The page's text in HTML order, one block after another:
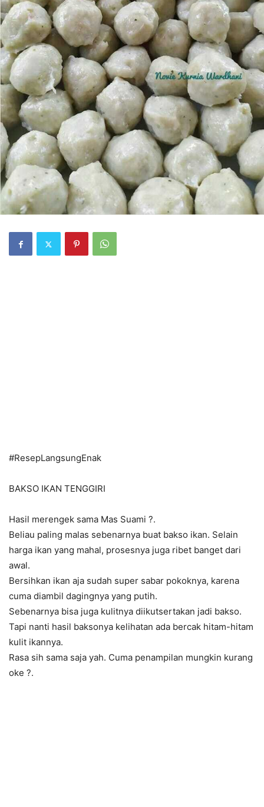
#ResepLangsungEnak
BAKSO IKAN TENGGIRI
Hasil merengek sama Mas Suami ?.
Beliau paling malas sebenarnya buat bakso ikan. Selain
harga ikan yang mahal, prosesnya juga ribet banget dari
awal.
Bersihkan ikan aja sudah super sabar pokoknya, karena
cuma diambil dagingnya yang putih.
Sebenarnya bisa juga kulitnya diikutsertakan jadi bakso.
Tapi nanti hasil baksonya kelihatan ada bercak hitam-hitam
kulit ikannya.
Rasa sih sama saja yah. Cuma penampilan mungkin kurang
oke ?.